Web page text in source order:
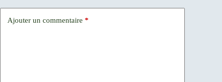
Ajouter un commentaire *